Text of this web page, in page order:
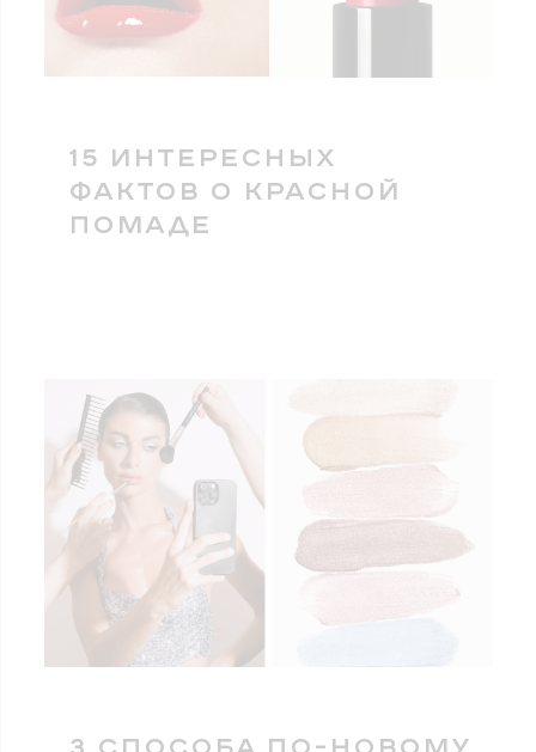
15 ИНТЕРЕСНЫХ
ФАКТОВ О КРАСНОЙ
ПОМАДЕ